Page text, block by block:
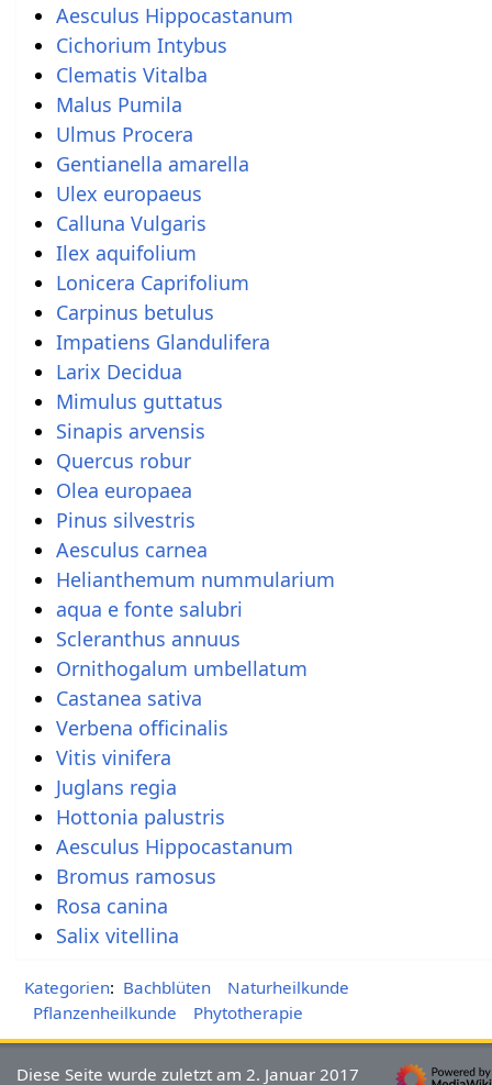
Aesculus Hippocastanum
Cichorium Intybus
Clematis Vitalba
Malus Pumila
Ulmus Procera
Gentianella amarella
Ulex europaeus
Calluna Vulgaris
Ilex aquifolium
Lonicera Caprifolium
Carpinus betulus
Impatiens Glandulifera
Larix Decidua
Mimulus guttatus
Sinapis arvensis
Quercus robur
Olea europaea
Pinus silvestris
Aesculus carnea
Helianthemum nummularium
aqua e fonte salubri
Scleranthus annuus
Ornithogalum umbellatum
Castanea sativa
Verbena officinalis
Vitis vinifera
Juglans regia
Hottonia palustris
Aesculus Hippocastanum
Bromus ramosus
Rosa canina
Salix vitellina
Kategorien: Bachblüten
Naturheilkunde
Pflanzenheilkunde
Phytotherapie
Diese Seite wurde zuletzt am 2. Januar 2017